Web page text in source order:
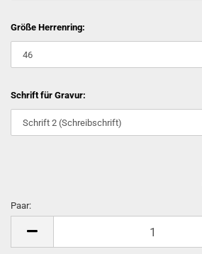
Größe Herrenring:
Schrift für Gravur:
Paar: